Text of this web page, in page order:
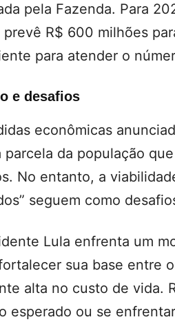
pela Fazenda. Para
prevê R$ 600 milhões
para atender o
e desafios
econômicas
parcela da população
No entanto, a
seguem como
Lula enfrenta um
sua base entre
alta no custo de vida.
esperado ou se